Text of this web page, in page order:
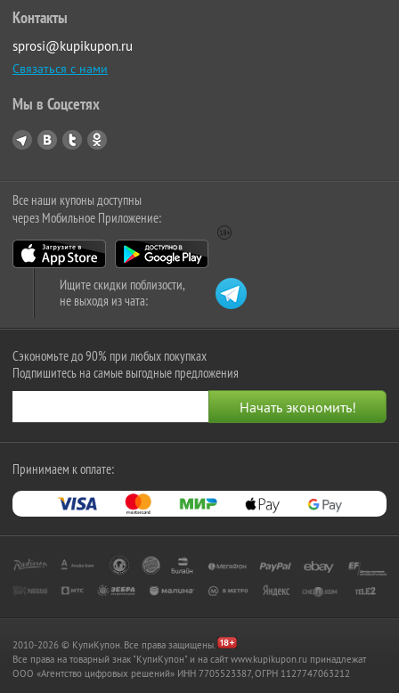
Контакты
sprosi@kupikupon.ru
Связаться с нами
Мы в Соцсетях
Все наши купоны доступны
через Мобильное Приложение:
Ищите скидки поблизости,
не выходя из чата:
Сэкономьте до 90% при любых покупках
Подпишитесь на самые выгодные предложения
Принимаем к оплате:
2010-2026 © КупиКупон. Все права защищены.
Все права на товарный знак "КупиКупон" и на сайт www.kupikupon.ru принадлежат
OOO «Агентство цифровых решений» ИНН 7705523387, ОГРН 1127747063212